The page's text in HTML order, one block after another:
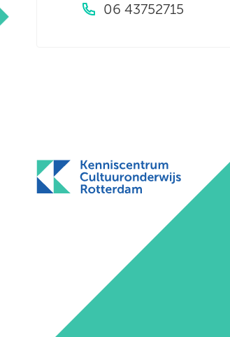
06 43752715